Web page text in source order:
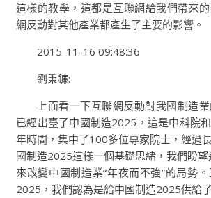
這樣的教學，這都是互聯網給我們帶來
網反動對其他產業都產生了主要的影響。
2015-11-16 09:48:36
劉秉鐮:
上面看一下互聯網反動對我國制造
已經出臺了中國制造2025，這是中科院
年時間，集中了100多位專家院士，經過
國制造2025這樣一個基礎思緒，我們盼
來改變中國制造業“年夜而不強”的局勢
2025，我們認為是給中國制造2025供給